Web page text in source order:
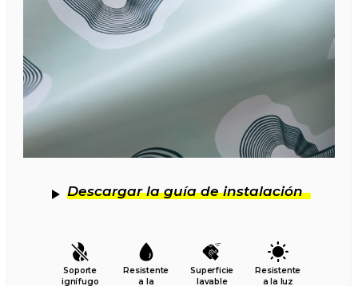
Descargar la guía de instalación
Soporte
ignífugo
Resistente
a la
Superficie
lavable
Resistente
a la luz